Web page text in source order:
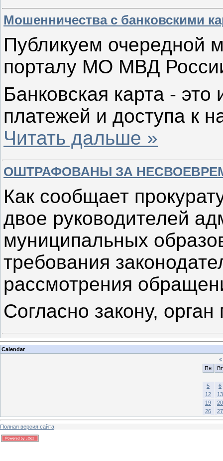
Мошенничества с банковскими
Публикуем очередной
порталу МО МВД
Банковская карта -
платежей и доступа к
Читать дальше »
ОШТРАФОВАНЫ ЗА
Как сообщает
двое руководителей
муниципальных
требования
рассмотрения
Согласно закону, орган
Calendar
«
Пн
Вт
5
6
12
13
19
20
26
27
Полная версия сайта